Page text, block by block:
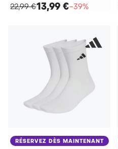
22,99 €13,99 €−39%
RÉSERVEZ DÈS MAINTENANT